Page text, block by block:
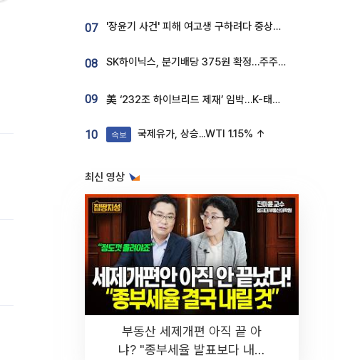
07 '장윤기 사건' 피해 여고생 구하려다 중상…고교생 의상자 지정
08 SK하이닉스, 분기배당 375원 확정…주주환원책 9월로 앞당겨 발표
09 美 ‘232조 하이브리드 제재’ 임박…K-태양광, 불확실성 털고 날개 다나
10 속보 국제유가, 상승...WTI 1.15% ↑
최신 영상
부동산 세제개편 아직 끝 아
냐? "종부세율 발표보다 내릴